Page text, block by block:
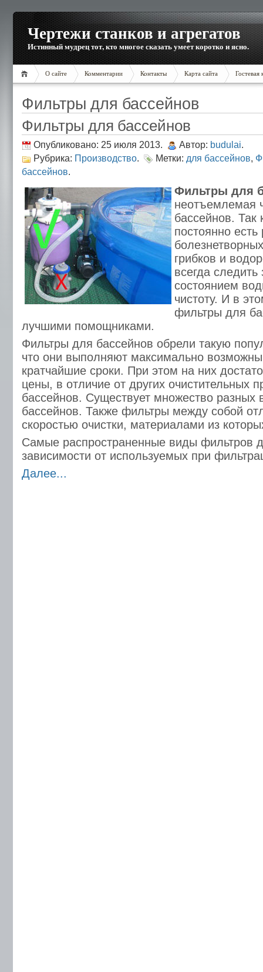
Чертежи станков и агрегатов
Истинный мудрец тот, кто многое сказать умеет коротко и ясно.
О сайте Комментарии Контакты Карта сайта Гостевая
Фильтры для бассейнов
Фильтры для бассейнов
Опубликовано: 25 июля 2013. Автор: budulai.
Рубрика: Производство. Метки: для бассейнов,
бассейнов.
Фильтры для
неотъемлемая
бассейнов. Так
постоянно
грибков и
всегда
состоянием
чистоту. И в
фильтры для
лучшими помощниками.
Фильтры для бассейнов обрели такую
что они выполняют максимально
кратчайшие сроки. При этом на них
цены, в отличие от других очистительных
бассейнов. Существует множество разных
бассейнов. Также фильтры между собой
скоростью очистки, материалами из
Самые распространенные виды фильтров
зависимости от используемых при
Далее...